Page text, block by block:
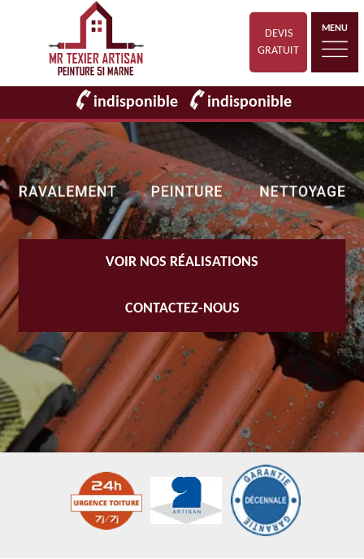
DEVIS
GRATUIT
MENU
indisponible indisponible
VOIR NOS RÉALISATIONS
CONTACTEZ-NOUS